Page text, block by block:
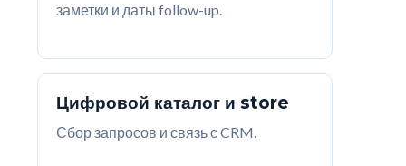
заметки и даты follow-up.
Цифровой каталог и store
Сбор запросов и связь с CRM.